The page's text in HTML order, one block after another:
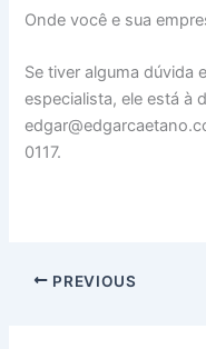
Onde você e sua
Se tiver alguma dúvida
especialista, ele está à
0117.
PREVIOUS